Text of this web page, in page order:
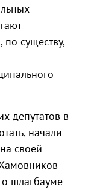
по существу,
депутатов в
начали
своей
шлагбауме